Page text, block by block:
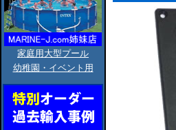
家庭用大型プール
幼稚園・イベント用